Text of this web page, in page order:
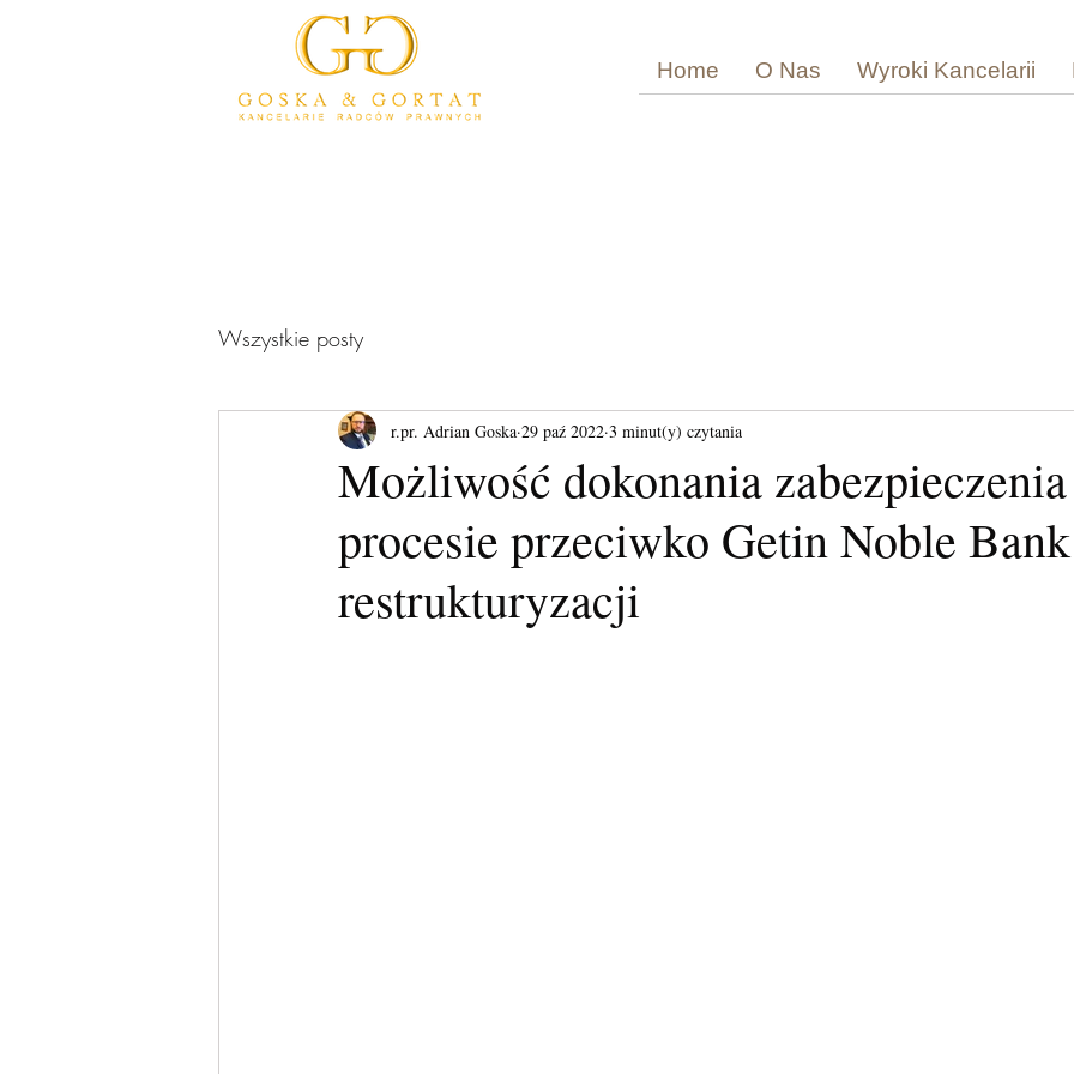
Home O Nas Wyroki Kancelarii
Wszystkie posty
Możliwość dokonania
procesie przeciwko Getin Noble
restrukturyzacji
r.pr. Adrian Goska 29 paź 2022 3 minut(y) czytania